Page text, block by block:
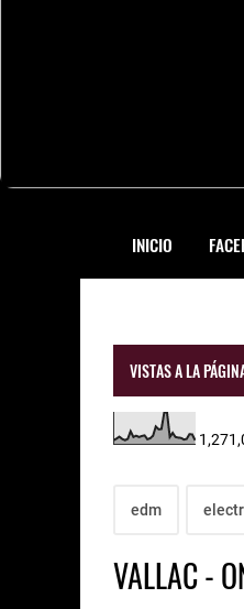
INICIO
VISTAS A LA
edm
VALLAC -